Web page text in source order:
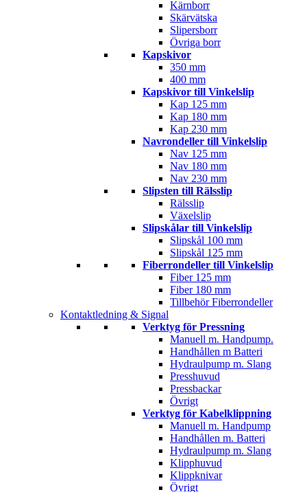
Kärnborr
Skärvätska
Slipersborr
Övriga borr
Kapskivor
350 mm
400 mm
Kapskivor till Vinkelslip
Kap 125 mm
Kap 180 mm
Kap 230 mm
Navrondeller till Vinkelslip
Nav 125 mm
Nav 180 mm
Nav 230 mm
Slipsten till Rälsslip
Rälsslip
Växelslip
Slipskålar till Vinkelslip
Slipskål 100 mm
Slipskål 125 mm
Fiberrondeller till Vinkelslip
Fiber 125 mm
Fiber 180 mm
Tillbehör Fiberrondeller
Kontaktledning & Signal
Verktyg för Pressning
Manuell m. Handpump.
Handhållen m Batteri
Hydraulpump m. Slang
Presshuvud
Pressbackar
Övrigt
Verktyg för Kabelklippning
Manuell m. Handpump
Handhållen m. Batteri
Hydraulpump m. Slang
Klipphuvud
Klippknivar
Övrigt